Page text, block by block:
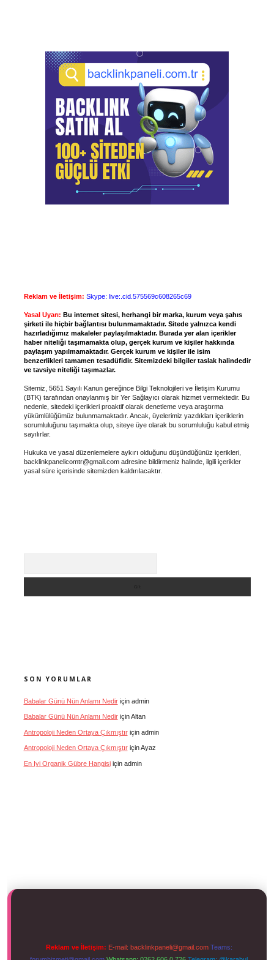
Reklam ve İletişim: Skype: live:.cid.575569c608265c69
Yasal Uyarı: Bu internet sitesi, herhangi bir marka, kurum veya şahıs
şirketi ile hiçbir bağlantısı bulunmamaktadır. Sitede yalnızca kendi
hazırladığımız makaleler paylaşılmaktadır. Burada yer alan içerikler
haber niteliği taşımamakta olup, gerçek kurum ve kişiler hakkında
paylaşım yapılmamaktadır. Gerçek kurum ve kişiler ile isim
benzerlikleri tamamen tesadüfidir. Sitemizdeki bilgiler taslak halindedir
ve tavsiye niteliği taşımazlar.
Sitemiz, 5651 Sayılı Kanun gereğince Bilgi Teknolojileri ve İletişim Kurumu
(BTK) tarafından onaylanmış bir Yer Sağlayıcı olarak hizmet vermektedir. Bu
nedenle, sitedeki içerikleri proaktif olarak denetleme veya araştırma
yükümlülüğümüz bulunmamaktadır. Ancak, üyelerimiz yazdıkları içeriklerin
sorumluluğunu taşımakta olup, siteye üye olarak bu sorumluluğu kabul etmiş
sayılırlar.
Hukuka ve yasal düzenlemelere aykırı olduğunu düşündüğünüz içerikleri,
backlinkpanelicomtr@gmail.comadresine bildirmeniz halinde, ilgili içerikler
yasal süre içerisinde sitemizden kaldırılacaktır.
SON YORUMLAR
Babalar Günü Nün Anlamı Nediriçin admin
Babalar Günü Nün Anlamı NediriçinAltan
Antropoloji Neden Ortaya Çıkmıştıriçin admin
Antropoloji Neden Ortaya ÇıkmıştıriçinAyaz
En Iyi Organik Gübre Hangisiiçin admin
Reklam ve İletişim: E-mail: backlinkpaneli@gmail.com Teams: